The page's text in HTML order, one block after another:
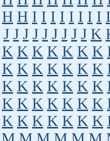
H H I I I I I I I I
J J J J J J J J J K
K K K K K K K
K K K K K K K
K K K K K K K
K K K K K K K
K K K K K K K